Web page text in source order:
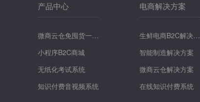
产品中心
微商云仓免囤货一键
提货系统
小程序B2C商城
无纸化考试系统
知识付费音视频系统
电商解决方案
生鲜电商B2C解决方
案
智能制造解决方案
微商云仓解决方案
在线知识付费系统